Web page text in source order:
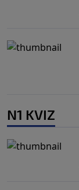
N1 KVIZ